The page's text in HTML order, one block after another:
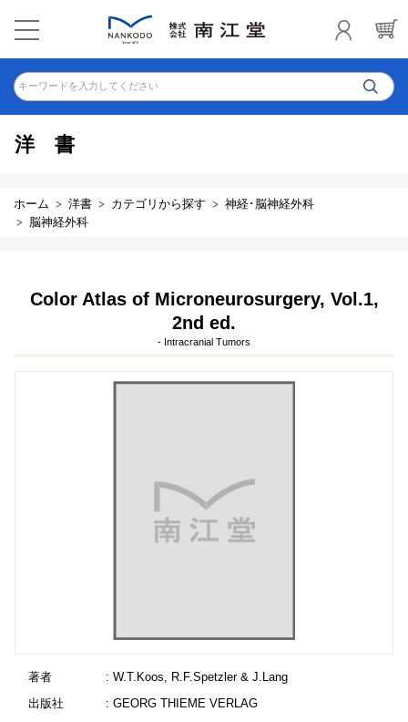
キーワードを入力してください
洋書
ホーム 洋書 カテゴリから探す
神経･脳神経外科
脳神経外科
Color Atlas of Microneurosurgery, Vol.1,
2nd ed.
- Intracranial Tumors
著者
: W.T.Koos, R.F.Spetzler & J.Lang
出版社
: GEORG THIEME VERLAG